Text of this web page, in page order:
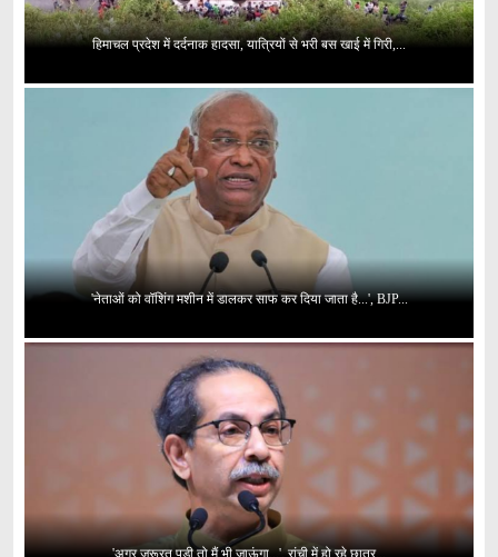
हिमाचल प्रदेश में दर्दनाक हादसा, यात्रियों से भरी बस खाई में गिरी,...
'नेताओं को वॉशिंग मशीन में डालकर साफ कर दिया जाता है...', BJP...